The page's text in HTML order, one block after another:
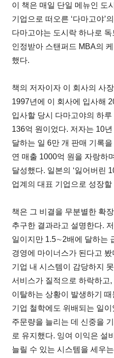
이 책은 매일 단일 메뉴인 도
기업으로 떠오른 ‘다마고야’
다마고야는 도시락 하나로
인정받아 스탠퍼드 MBA의
했다.
책의 저자이자 이 회사의 사
1997년에 이 회사에 입사해
입사할 당시 다마고야의 하
136억 원이었다. 저자는 10
달하는 일 6만 개 판매 기록
연 매출 1000억 원을 자랑하
달성했다. 일본의 ‘잃어버린
업계의 대표 기업으로 성장
책은 그 비결을 무분별한 확
추구한 결과라고 설명한다.
일이지만 1.5∼2배에 달하는
경영에 마이너스가 된다고
기업 내 시스템이 감당하지
서비스가 질적으로 하락하고,
이탈하는 상황이 발생하기
기업 철학에도 위배되는 일
주문량을 늘리는 데 신중을
로 유지했다. 잉여 이익은 설
늘릴 수 있는 시스템을 세우